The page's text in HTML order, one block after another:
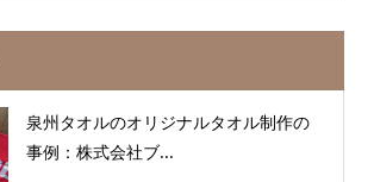
泉州タオルのオリジナルタオル制作の
事例：株式会社ブ...